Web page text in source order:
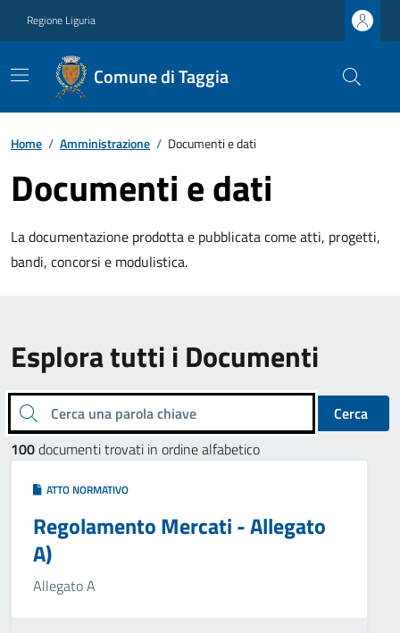
Regione Liguria
Comune di Taggia
Home / Amministrazione / Documenti e dati
Documenti e dati
La documentazione prodotta e pubblicata come atti, progetti,
bandi, concorsi e modulistica.
Esplora tutti i Documenti
Cerca una parola chiave
Cerca
100documenti trovati in ordine alfabetico
ATTO NORMATIVO
Regolamento Mercati - Allegato
A)
Allegato A